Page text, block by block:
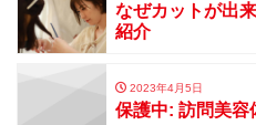
なぜカットが出
紹介
2023年4月5日
保護中: 訪問美容